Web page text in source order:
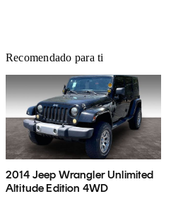
Recomendado para ti
2014 Jeep Wrangler Unlimited
Altitude Edition 4WD